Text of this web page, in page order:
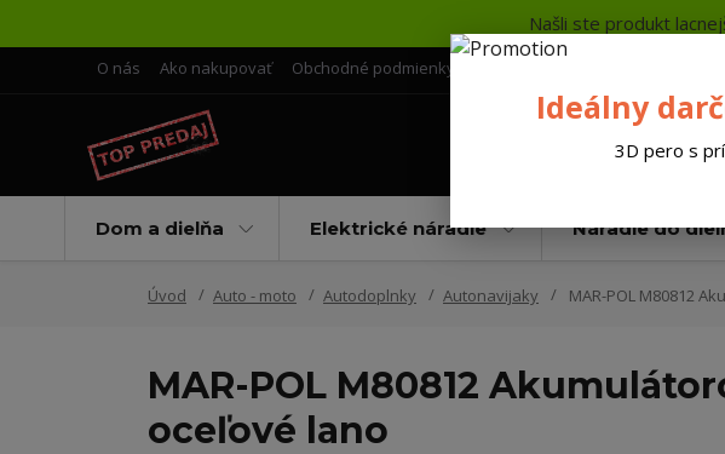
Našli ste produkt
O nás Ako nakupovať Obchodné podmienky
Dom a dielňa Elektrické náradie Náradie do
Úvod Auto - moto Autodoplnky Autonavijaky MAR-POL M80812
MAR-POL M80812
oceľové lano
Ideálny
3D pero s